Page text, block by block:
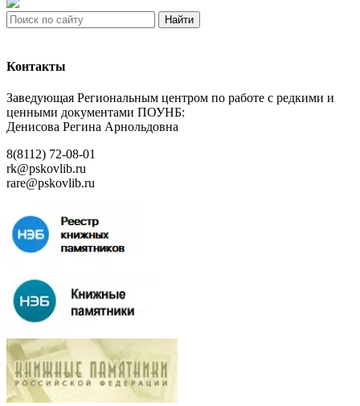
Найти
Контакты
Заведующая Региональным центром по работе с редкими и
ценными документами ПОУНБ:
Денисова Регина Арнольдовна
8(8112) 72-08-01
rk@pskovlib.ru
rare@pskovlib.ru